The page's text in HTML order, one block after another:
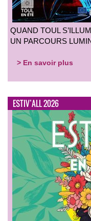
QUAND TOUL
UN PARCOURS
> En savoir plus
ESTIV’ALL 2026